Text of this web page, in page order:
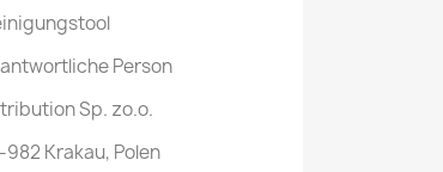
Person
Sp. zo.o.
982 Krakau, Polen